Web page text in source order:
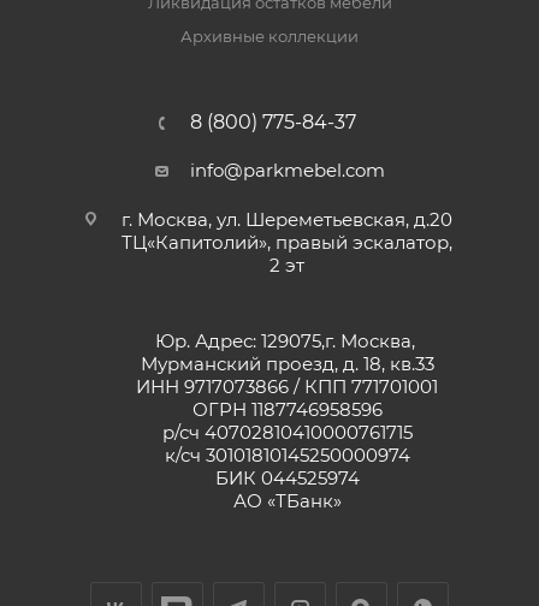
Архивные коллекции
8 (800) 775-84-37
info@parkmebel.com
г. Москва, ул. Шереметьевская, д.20
ТЦ«Капитолий», правый эскалатор,
2 эт
Юр. Адрес: 129075,г. Москва,
Мурманский проезд, д. 18, кв.33
ИНН 9717073866 / КПП 771701001
ОГРН 1187746958596
р/сч 40702810410000761715
к/сч 30101810145250000974
БИК 044525974
АО «ТБанк»